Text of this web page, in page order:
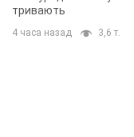
тривають
4 часа назад 3,6 т.